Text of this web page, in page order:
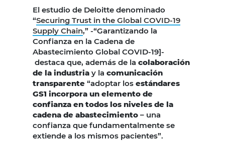
El estudio de Deloitte denominado
“Securing Trust in the Global COVID-19
Supply Chain,” -“Garantizando la
Confianza en la Cadena de
Abastecimiento Global COVID-19]-
destaca que, además de la colaboración
de la industria y la comunicación
transparente “adoptar los estándares
GS1 incorpora un elemento de
confianza en todos los niveles de la
cadena de abastecimiento – una
confianza que fundamentalmente se
extiende a los mismos pacientes”.